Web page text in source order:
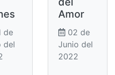
de
del
Amor
02 de
Junio del
2022